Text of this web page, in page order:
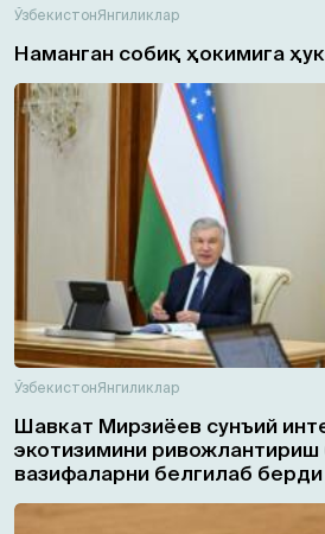
ЎзбекистонЯнгиликлар
Наманган собиқ ҳокимига
ЎзбекистонЯнгиликлар
Шавкат Мирзиёев сунъий
экотизимини ривожлантириш
вазифаларни белгилаб берди